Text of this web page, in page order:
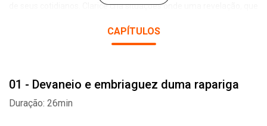
de seus cotidianos. Clarice cria situações onde uma revelação, que
uma apreensão filosófica da existência. Lições de vida na prosa
CAPÍTULOS
01 - Devaneio e embriaguez duma rapariga
Duração: 26min